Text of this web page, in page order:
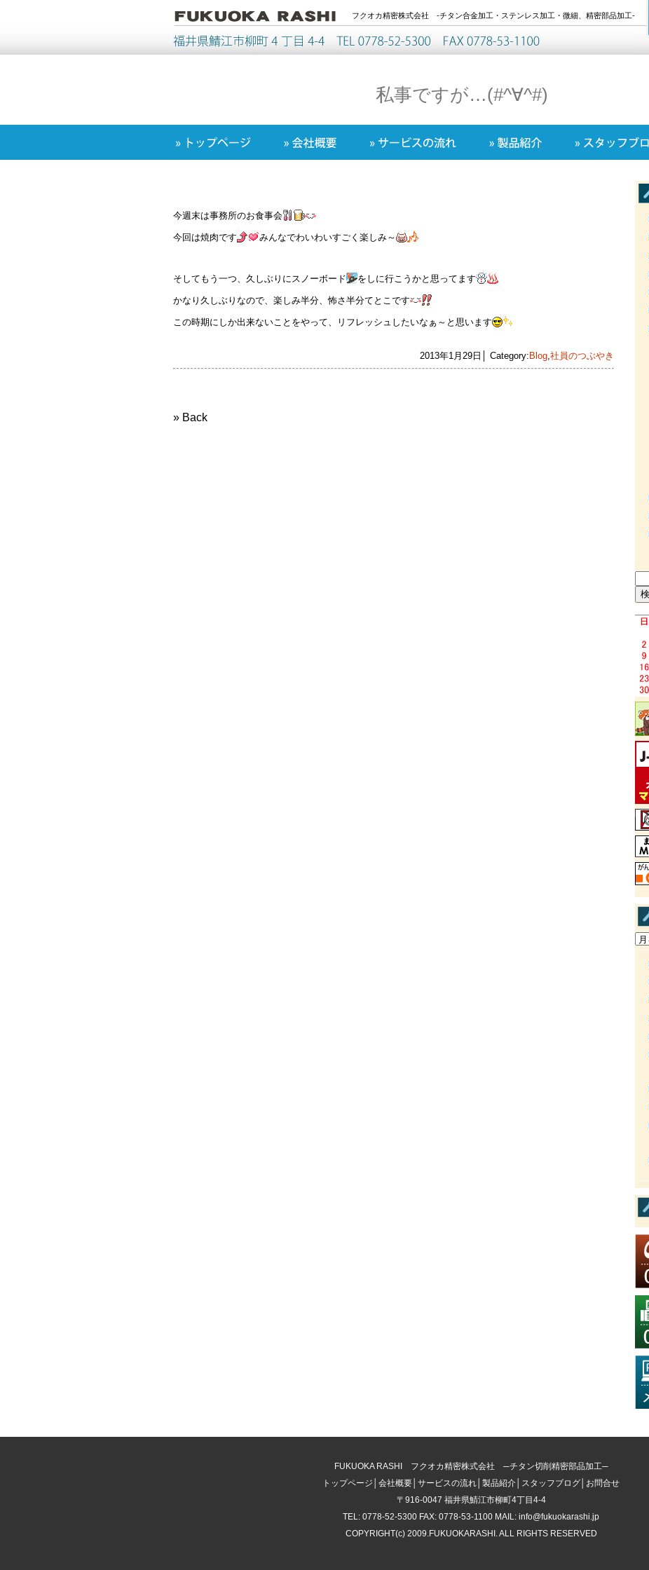
フクオカ精密株式会社 -チタン合金加工・ステンレス加工・微細、精密部品加工-
私事ですが…(#^∀^#)ゞ
今週末は事務所のお食事会
今回は焼肉です みんなでわいわいすごく楽しみ～
そしてもう一つ、久しぶりにスノーボード をしに行こうかと思ってます
かなり久しぶりなので、楽しみ半分、怖さ半分てとこです
この時期にしか出来ないことをやって、リフレッシュしたいなぁ～と思います
2013年1月29日│ Category: Blog,社員のつぶやき
» Back
索:
FUKUOKA RASHI フクオカ精密株式会社 ─チタン切削精密部品加工─
トップページ
会社概要 サービスの流れ 製品紹介 スタッフブログ
お問合せ
〒916-0047 福井県鯖江市柳町4丁目4-4
TEL: 0778-52-5300 FAX: 0778-53-1100 MAIL: info@fukuokarashi.jp
COPYRIGHT(c) 2009.FUKUOKARASHI. ALL RIGHTS RESERVED